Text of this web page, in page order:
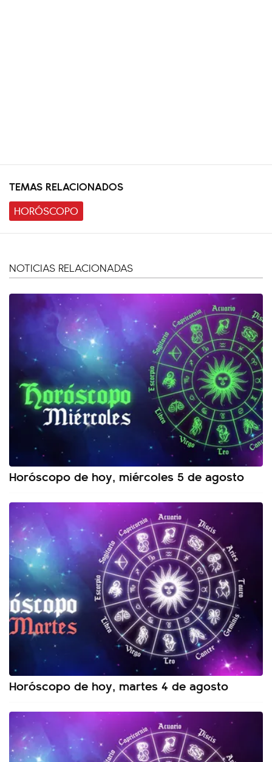
TEMAS RELACIONADOS
HORÓSCOPO
NOTICIAS RELACIONADAS
Horóscopo de hoy, miércoles 5 de agosto
Horóscopo de hoy, martes 4 de agosto